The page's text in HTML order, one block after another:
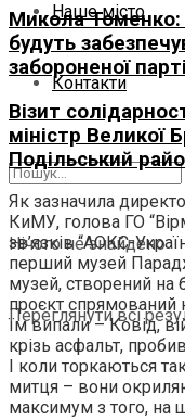
Наше місто
Контакти
Нічого не знайдено
Переглянути всі
Микола Томенко:
будуть
забороненої
Візит
міністр Великої
Подільський
Як зазначила
КиМУ, голова ГО
зв’язків “АОКС-
перший музей
музей, створений на
проєкт спрямований
їм випали – Ковід,
крізь асфальт,
І коли торкаються
митця – вони
максимум з того, на